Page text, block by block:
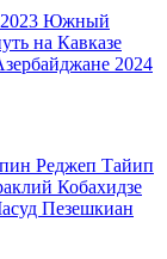
Южный
на Кавказе
2024
Реджеп Тайип
Кобахидзе
Пезешкиан